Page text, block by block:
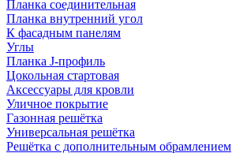
Планка соединительная
Планка внутренний угол
К фасадным панелям
Углы
Планка J-профиль
Цокольная стартовая
Аксессуары для кровли
Уличное покрытие
Газонная решётка
Универсальная решётка
Решётка с дополнительным обрамлением